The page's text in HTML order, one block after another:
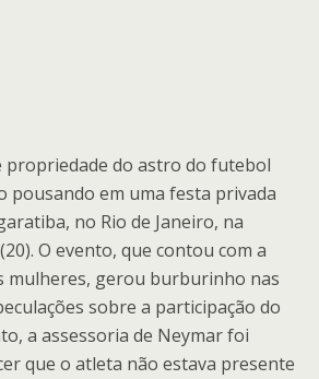
propriedade do astro do futebol
pousando em uma festa privada
no Rio de Janeiro, na
O evento, que contou com a
mulheres, gerou burburinho nas
sobre a participação do
a assessoria de Neymar foi
que o atleta não estava presente